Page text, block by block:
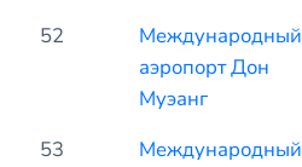
52
Международный
аэропорт Дон
Муэанг
53
Международный